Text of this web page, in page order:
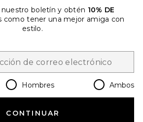
Change Country Regions
es USD
MEJORAR!
boletín y obtén 10% DE
como tener una mejor amiga con
estilo.
Hombres Ambos
CONTINUAR